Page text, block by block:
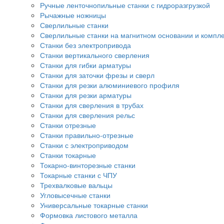
Ручные ленточнопильные станки с гидроразгрузкой
Рычажные ножницы
Сверлильные станки
Сверлильные станки на магнитном основании и
Станки без электропривода
Станки вертикального сверления
Станки для гибки арматуры
Станки для заточки фрезы и сверл
Станки для резки алюминиевого профиля
Станки для резки арматуры
Станки для сверления в трубах
Станки для сверления рельс
Станки отрезные
Станки правильно-отрезные
Станки с электроприводом
Станки токарные
Токарно-винторезные станки
Токарные станки с ЧПУ
Трехвалковые вальцы
Угловысечные станки
Универсальные токарные станки
Формовка листового металла